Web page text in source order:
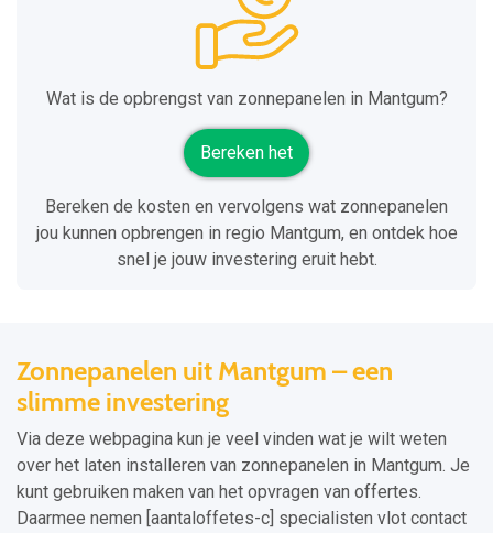
Wat is de opbrengst van zonnepanelen in Mantgum?
Bereken het
Bereken de kosten en vervolgens wat zonnepanelen
jou kunnen opbrengen in regio Mantgum, en ontdek hoe
snel je jouw investering eruit hebt.
Zonnepanelen uit Mantgum – een
slimme investering
Via deze webpagina kun je veel vinden wat je wilt weten
over het laten installeren van zonnepanelen in Mantgum. Je
kunt gebruiken maken van het opvragen van offertes.
Daarmee nemen [aantaloffetes-c] specialisten vlot contact